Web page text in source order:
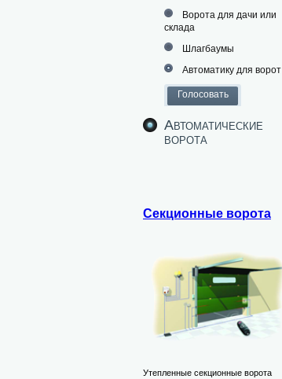
Ворота для дачи или
склада
Шлагбаумы
Автоматику для ворот
Автоматические
ворота
Секционные ворота
Утепленные секционные ворота